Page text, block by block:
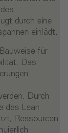
durch eine
einlädt.
für
Das
Durch
des Lean
Ressourcen